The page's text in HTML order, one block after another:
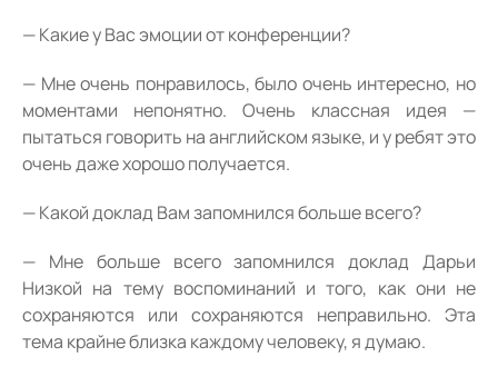
— Какие у Вас эмоции от конференции?
— Мне очень понравилось, было очень интересно, но
моментами непонятно. Очень классная идея —
пытаться говорить на английском языке, и у ребят это
очень даже хорошо получается.
— Какой доклад Вам запомнился больше всего?
— Мне больше всего запомнился доклад Дарьи
Низкой на тему воспоминаний и того, как они не
сохраняются или сохраняются неправильно. Эта
тема крайне близка каждому человеку, я думаю.